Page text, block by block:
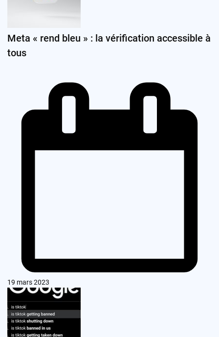
Meta « rend bleu » : la vérification accessible à
tous
19 mars 2023